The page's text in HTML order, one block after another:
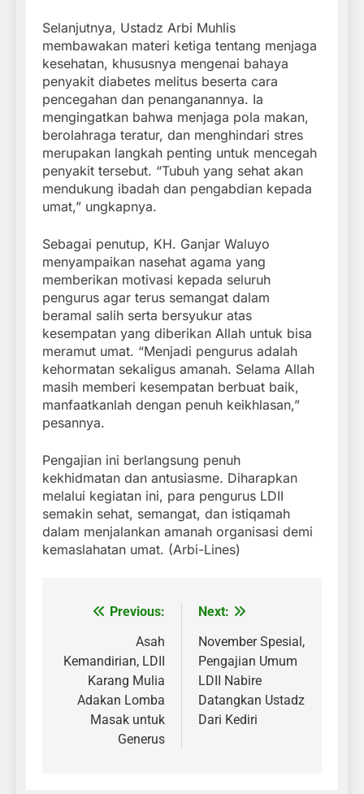
Selanjutnya, Ustadz Arbi Muhlis
membawakan materi ketiga tentang menjaga
kesehatan, khususnya mengenai bahaya
penyakit diabetes melitus beserta cara
pencegahan dan penanganannya. Ia
mengingatkan bahwa menjaga pola makan,
berolahraga teratur, dan menghindari stres
merupakan langkah penting untuk mencegah
penyakit tersebut. “Tubuh yang sehat akan
mendukung ibadah dan pengabdian kepada
umat,” ungkapnya.
Sebagai penutup, KH. Ganjar Waluyo
menyampaikan nasehat agama yang
memberikan motivasi kepada seluruh
pengurus agar terus semangat dalam
beramal salih serta bersyukur atas
kesempatan yang diberikan Allah untuk bisa
meramut umat. “Menjadi pengurus adalah
kehormatan sekaligus amanah. Selama Allah
masih memberi kesempatan berbuat baik,
manfaatkanlah dengan penuh keikhlasan,”
pesannya.
Pengajian ini berlangsung penuh
kekhidmatan dan antusiasme. Diharapkan
melalui kegiatan ini, para pengurus LDII
semakin sehat, semangat, dan istiqamah
dalam menjalankan amanah organisasi demi
kemaslahatan umat. (Arbi-Lines)
Post
navigation
Previous:
Asah
Kemandirian, LDII
Karang Mulia
Adakan Lomba
Masak untuk
Generus
Next:
November Spesial,
Pengajian Umum
LDII Nabire
Datangkan Ustadz
Dari Kediri